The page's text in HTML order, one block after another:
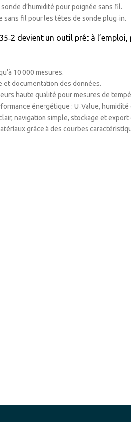
d’humidité pour poignée sans fil.
sans fil pour les têtes de sonde plug‑in.
devient un outil prêt à
10 000 mesures.
et documentation des données.
haute qualité pour mesures de
énergétique : U‑Value,
navigation simple, stockage et
grâce à des courbes